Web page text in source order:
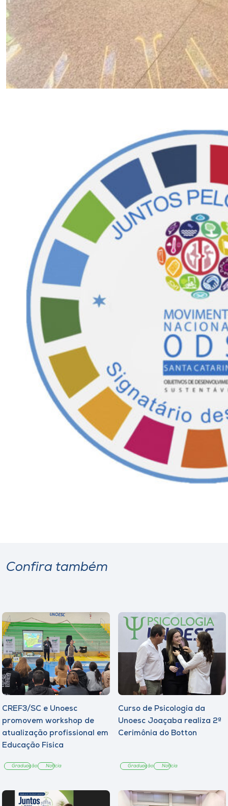
Confira também
CREF3/SC e Unoesc
promovem workshop de
atualização profissional em
Educação Física
Graduação Notícia
Curso de Psicologia da
Unoesc Joaçaba realiza 2ª
Cerimônia do Botton
Graduação Notícia